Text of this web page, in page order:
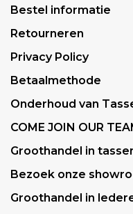
Bestel informatie
Retourneren
Privacy Policy
Betaalmethode
Onderhoud van
COME JOIN OUR
Groothandel in
Bezoek onze
Groothandel in